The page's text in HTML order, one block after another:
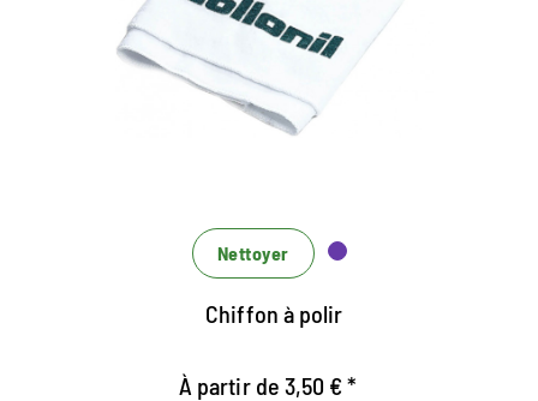
matériaux lisses
Aussi pour le polissage comme une finition après le
nettoyage et les soins
lavable, donc longue durée de vie
Nettoyer
Chiffon à polir
À partir de 3,50 € *